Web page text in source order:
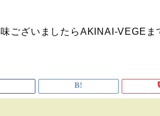
ございましたらAKINAI-VEGEま